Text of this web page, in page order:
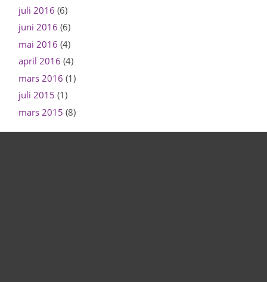
juli 2016 (6)
juni 2016 (6)
mai 2016 (4)
april 2016 (4)
mars 2016 (1)
juli 2015 (1)
mars 2015 (8)